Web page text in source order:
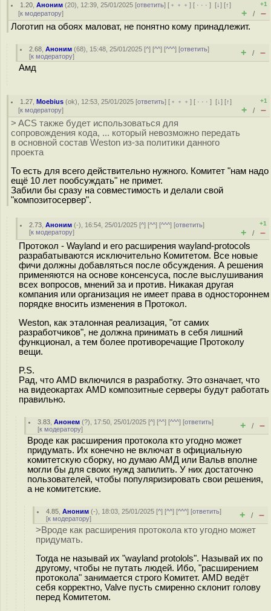
1.20 ,Аноним (20), 12:39, 25/01/2025 [ответить] [ ﹢﹢﹢] [ · · ·][↓] [↑]
[к модератору]
+1
+ / –
Логотип на обоях маловат, не понятно кому принадлежит.
2.68 ,Аноним (68), 15:48, 25/01/2025 [^] [^^] [^^^] [ответить]
[к модератору] + / –
Амд
1.27 ,Moebius (ok), 12:53, 25/01/2025 [ответить] [ ﹢﹢﹢] [ · · ·][↓] [↑]
[к модератору]
+1
+ / –
> ACS также будет использоваться для
сопровождения кода, ... который невозможно передать
в основной состав Weston из-за политики данного
проекта
То есть для всего действительно нужного. Комитет "нам надо
ещё 10 лет пообсуждать" не примет.
Забили бы сразу на совместимость и делали свой
"композитосервер".
2.73 ,Аноним (-), 16:54, 25/01/2025 [^] [^^] [^^^] [ответить]
[к модератору]
+1
+ / –
Протокол - Wayland и его расширения wayland-protocols
разрабатываются исключительно Комитетом. Все новые
фичи должны добавляться после обсуждения. А решения
применяются на основе консенсуса, после выслушивания
всех вопросов, мнений за и против. Никакая другая
компания или организация не имеет права в одностороннем
порядке вносить изменения в Протокол.
Weston, как эталонная реализация, "от самих
разработчиков", не должна принимать в себя лишний
функционал, а тем более противоречащие Протоколу
вещи.
P.S.
Рад, что AMD включился в разработку. Это означает, что
на видеокартах AMD композитные серверы будут работать
правильно.
3.83 ,Анонем (?), 17:50, 25/01/2025 [^] [^^] [^^^] [ответить]
[к модератору] + / –
Вроде как расширения протокола кто угодно может
придумать. Их конечно не включат в официальную
комитетскую сборку, но думаю АМД или Вальв вполне
могли бы для своих нужд запилить. У них достаточно
пользователей, чтобы популяризировать свои решения,
а не комитетские.
4.85 ,Аноним (-), 18:03, 25/01/2025 [^] [^^] [^^^] [ответить]
[к модератору] + / –
>Вроде как расширения протокола кто угодно может
придумать.
Тогда не называй их "wayland protolols". Называй их по
другому, чтобы не путать людей. Ибо, "расширением
протокола" занимается строго Комитет. AMD ведёт
себя корректно, Valve пусть смиренно склонит голову
перед Комитетом.